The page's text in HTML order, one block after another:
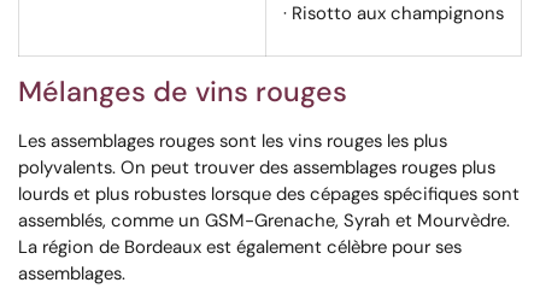
· Risotto aux champignons
Mélanges de vins rouges
Les assemblages rouges sont les vins rouges les plus
polyvalents. On peut trouver des assemblages rouges plus
lourds et plus robustes lorsque des cépages spécifiques sont
assemblés, comme un GSM-Grenache, Syrah et Mourvèdre.
La région de Bordeaux est également célèbre pour ses
assemblages.